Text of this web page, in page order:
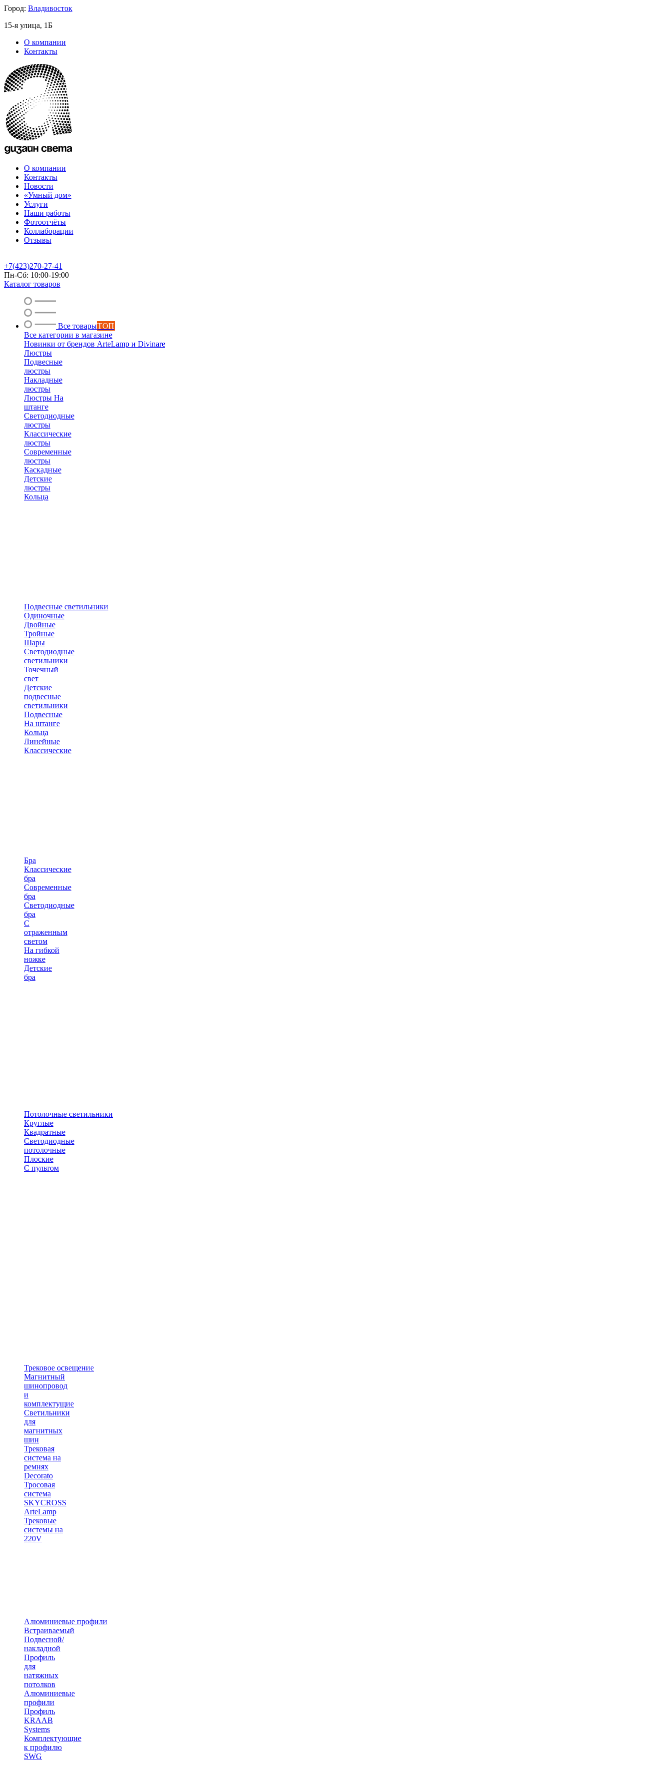
Город: Владивосток
15-я улица, 1Б
О компании
Контакты
О компании
Контакты
Новости
«Умный дом»
Услуги
Наши работы
Фотоотчёты
Коллаборации
Отзывы
+7(423)270-27-41
Пн-Сб: 10:00-19:00
Каталог товаров
Все товарыТОП
Все категории в магазине
Новинки от брендов ArteLamp и Divinare
Люстры
Подвесные
люстры
Накладные
люстры
Люстры На
штанге
Светодиодные
люстры
Классические
люстры
Современные
люстры
Каскадные
Детские
люстры
Кольца
Подвесные светильники
Одиночные
Двойные
Тройные
Шары
Светодиодные
светильники
Точечный
свет
Детские
подвесные
светильники
Подвесные
На штанге
Кольца
Линейные
Классические
Бра
Классические
бра
Современные
бра
Светодиодные
бра
С
отраженным
светом
На гибкой
ножке
Детские
бра
Потолочные светильники
Круглые
Квадратные
Светодиодные
потолочные
Плоские
С пультом
Трековое освещение
Магнитный
шинопровод
и
комплектущие
Светильники
для
магнитных
шин
Трековая
система на
ремнях
Decorato
Тросовая
система
SKYCROSS
ArteLamp
Трековые
системы на
220V
Алюминиевые профили
Встраиваемый
Подвесной/
накладной
Профиль
для
натяжных
потолков
Алюминиевые
профили
Профиль
KRAAB
Systems
Комплектующие
к профилю
SWG